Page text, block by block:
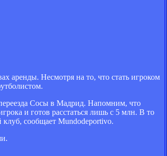
аренды. Несмотря на то, что стать игроком
Сосы в Мадрид. Напомним, что
и готов расстаться лишь с 5 млн. В то
клуб, сообщает Мundodeportivo.